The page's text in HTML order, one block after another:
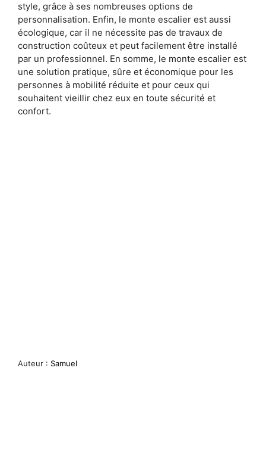
style, grâce à ses nombreuses options de
personnalisation. Enfin, le monte escalier est aussi
écologique, car il ne nécessite pas de travaux de
construction coûteux et peut facilement être installé
par un professionnel. En somme, le monte escalier est
une solution pratique, sûre et économique pour les
personnes à mobilité réduite et pour ceux qui
souhaitent vieillir chez eux en toute sécurité et
confort.
Auteur : Samuel